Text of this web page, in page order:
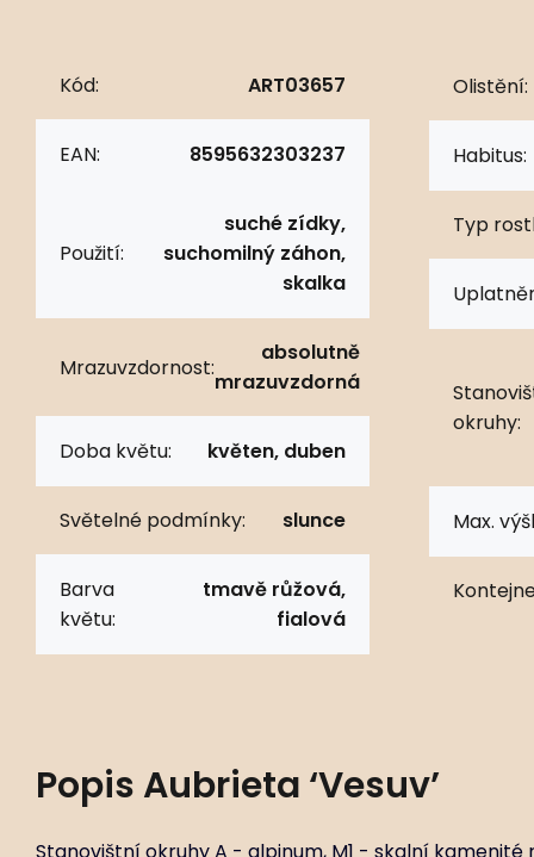
Kód: ART03657
EAN: 8595632303237
Použití:
suché zídky,
suchomilný záhon,
skalka
Mrazuvzdornost:
absolutně
mrazuvzdorná
Doba květu: květen, duben
Světelné podmínky: slunce
Barva
květu:
tmavě růžová,
fialová
Olistění:
Habitus:
Typ
okruhy:
Max.
Popis Aubrieta ‘Vesuv’